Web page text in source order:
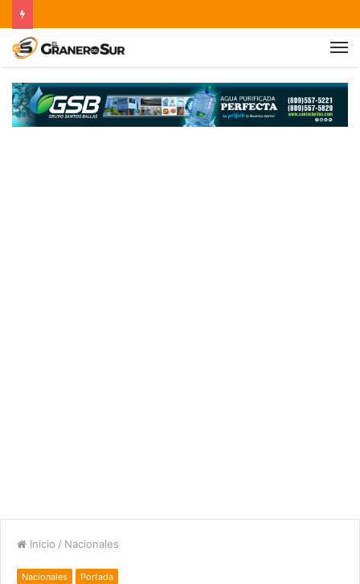
Inicio / Nacionales
Nacionales Portada